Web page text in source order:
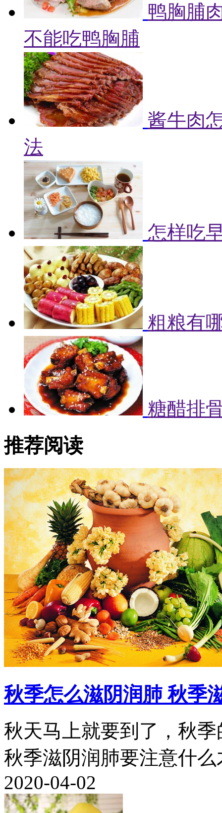
鸭胸脯
不能吃鸭胸脯
酱牛肉
法
怎样吃
粗粮有
糖醋排
推荐阅读
秋季怎么滋阴润肺 秋季
秋天马上就要到了，秋
秋季滋阴润肺要注意什
2020-04-02